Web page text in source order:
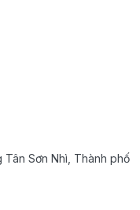
và uống nước
nang bảo vệ lợi
hội chứng ruột kích
Sơn Nhì, Thành phố